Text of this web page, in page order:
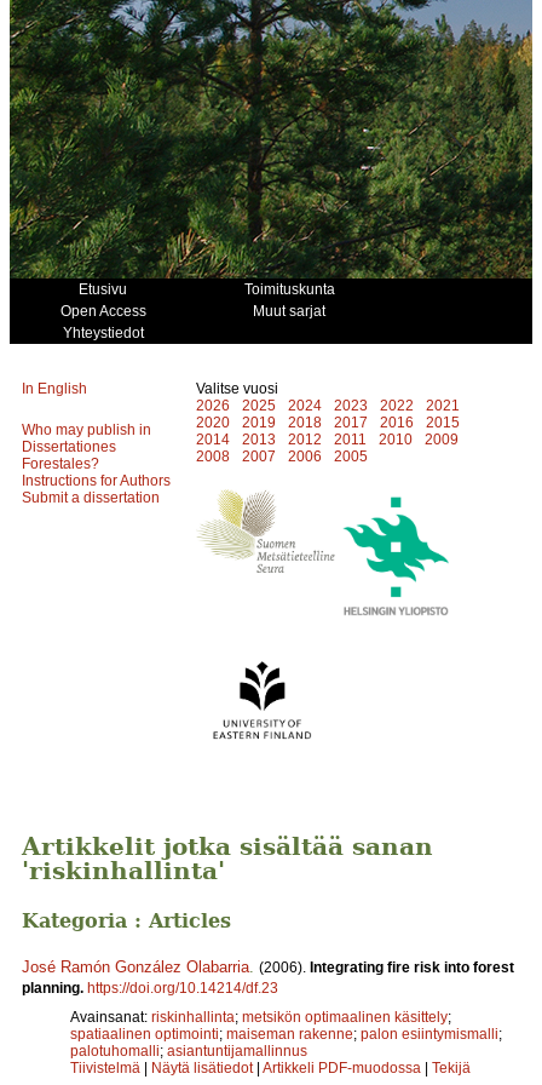
Etusivu
Toimituskunta
Open Access
Muut sarjat
Yhteystiedot
In English
Who may publish in
Dissertationes
Forestales?
Instructions for Authors
Submit a dissertation
Valitse vuosi
2026
2025 2024 2023 2022
2021
2020
2019 2018 2017 2016
2015
2014
2013 2012 2011 2010
2009
2008
2007 2006 2005
Artikkelit jotka sisältää sanan
'riskinhallinta'
Kategoria : Articles
José Ramón González Olabarria (2006). Integrating fire risk into forest
planning. https://doi.org/10.14214/df.23
Avainsanat: riskinhallinta; metsikön optimaalinen käsittely;
spatiaalinen optimointi; maiseman rakenne; palon esiintymismalli;
palotuhomalli; asiantuntijamallinnus
Tiivistelmä | Näytä lisätiedot | Artikkeli PDF-muodossa | Tekijä